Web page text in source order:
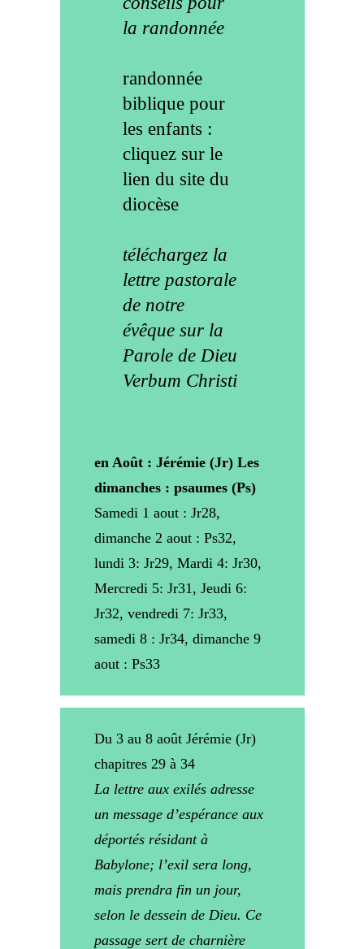
la randonnée
randonnée
biblique pour
les enfants :
cliquez sur le
lien du site du
diocèse
téléchargez la
lettre pastorale
de notre
évêque sur la
Parole de Dieu
Verbum Christi
en Août : Jérémie (Jr) Les
dimanches : psaumes (Ps)
Samedi 1 aout : Jr28,
dimanche 2 aout : Ps32,
lundi 3: Jr29, Mardi 4: Jr30,
Mercredi 5: Jr31, Jeudi 6:
Jr32, vendredi 7: Jr33,
samedi 8 : Jr34, dimanche 9
aout : Ps33
Du 3 au 8 août Jérémie (Jr)
chapitres 29 à 34
La lettre aux exilés adresse
un message d’espérance aux
déportés résidant à
Babylone; l’exil sera long,
mais prendra fin un jour,
selon le dessein de Dieu. Ce
passage sert de charnière